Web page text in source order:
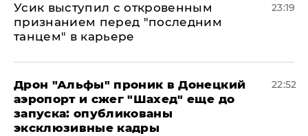
Усик выступил с откровенным
признанием перед "последним
танцем" в карьере
23:19
Дрон "Альфы" проник в Донецкий
аэропорт и сжег "Шахед" еще до
запуска: опубликованы
эксклюзивные кадры
22:52